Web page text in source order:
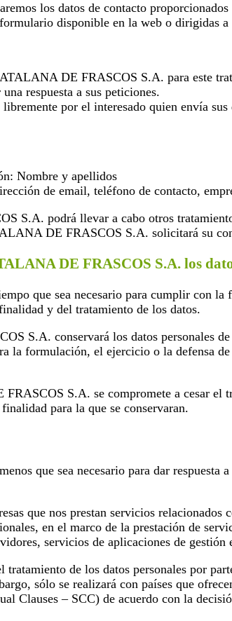
los datos de contacto proporcionados
disponible en la web o dirigidas
DE FRASCOS S.A. para este
respuesta a sus peticiones.
por el interesado quien envía
Nombre y apellidos
de email, teléfono de contacto,
S.A. podrá llevar a cabo otros
DE FRASCOS S.A. solicitará su
DE FRASCOS S.A. los
que sea necesario para cumplir con
y del tratamiento de los datos.
S.A. conservará los datos personales
la formulación, el ejercicio o la defensa
S.A. se compromete a cesar el
para la que se conservaran.
que sea necesario para dar
que nos prestan servicios
en el marco de la prestación de
servicios de aplicaciones de
de los datos personales por
sólo se realizará con países que
Clauses – SCC) de acuerdo con la